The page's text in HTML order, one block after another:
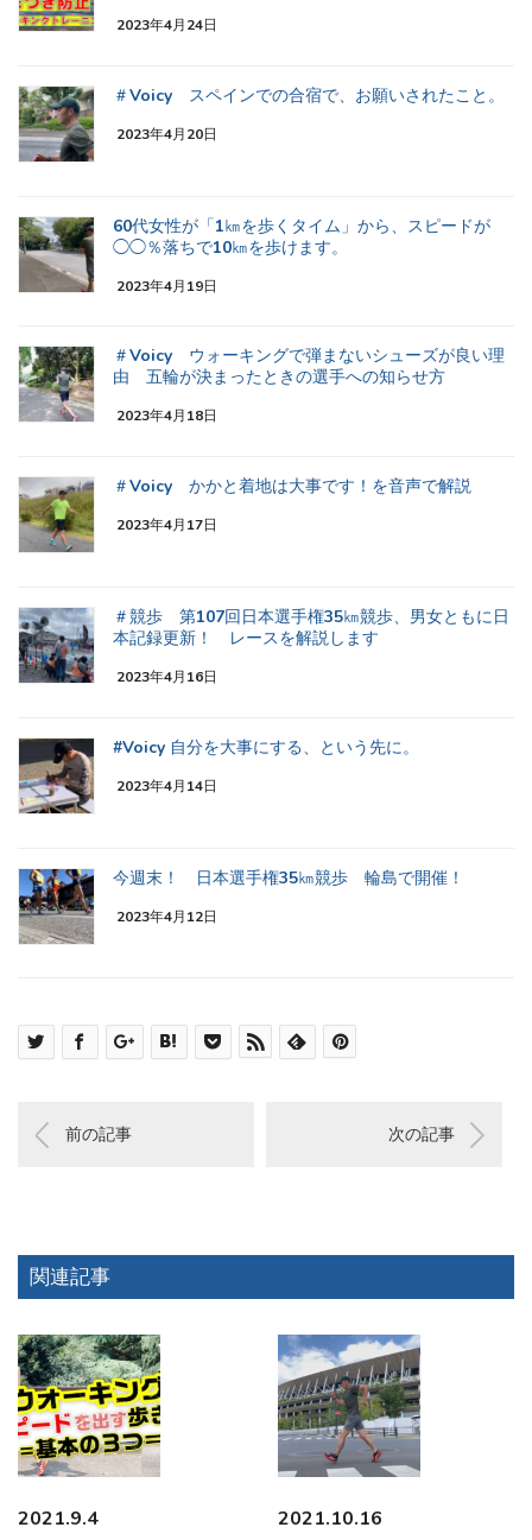
2023年4月24日
＃Voicy スペインでの合宿で、お願いされたこと。
2023年4月20日
60代女性が「1㎞を歩くタイム」から、スピードが
◯◯％落ちで10㎞を歩けます。
2023年4月19日
＃Voicy ウォーキングで弾まないシューズが良い理
由 五輪が決まったときの選手への知らせ方
2023年4月18日
＃Voicy かかと着地は大事です！を音声で解説
2023年4月17日
＃競歩 第107回日本選手権35㎞競歩、男女ともに日
本記録更新！ レースを解説します
2023年4月16日
#Voicy 自分を大事にする、という先に。
2023年4月14日
今週末！ 日本選手権35㎞競歩 輪島で開催！
2023年4月12日
前の記事 次の記事
関連記事
2021.9.4 2021.10.16